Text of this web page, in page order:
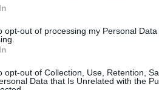
opt-out of processing my Personal
opt-out of Collection, Use, Retention,
Data that Is Unrelated with the
ΠΙΤΕΣ ΧΟΡΤΑ ΛΑΧΑΝΙΚΑ